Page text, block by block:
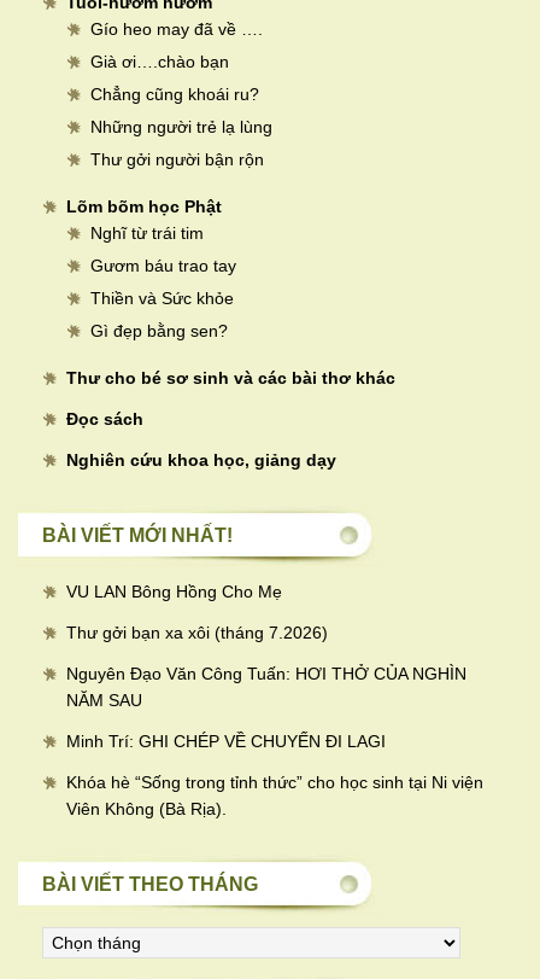
Gío heo may đã về ….
Già ơi….chào bạn
Chẳng cũng khoái ru?
Những người trẻ lạ lùng
Thư gởi người bận rộn
Lõm bõm học Phật
Nghĩ từ trái tim
Gươm báu trao tay
Thiền và Sức khỏe
Gì đẹp bằng sen?
Thư cho bé sơ sinh và các bài thơ khác
Đọc sách
Nghiên cứu khoa học, giảng dạy
BÀI VIẾT MỚI NHẤT!
VU LAN Bông Hồng Cho Mẹ
Thư gởi bạn xa xôi (tháng 7.2026)
Nguyên Đạo Văn Công Tuấn: HƠI THỞ CỦA NGHÌN
NĂM SAU
Minh Trí: GHI CHÉP VỀ CHUYẾN ĐI LAGI
Khóa hè “Sống trong tỉnh thức” cho học sinh tại Ni viện
Viên Không (Bà Rịa).
BÀI VIẾT THEO THÁNG
viết